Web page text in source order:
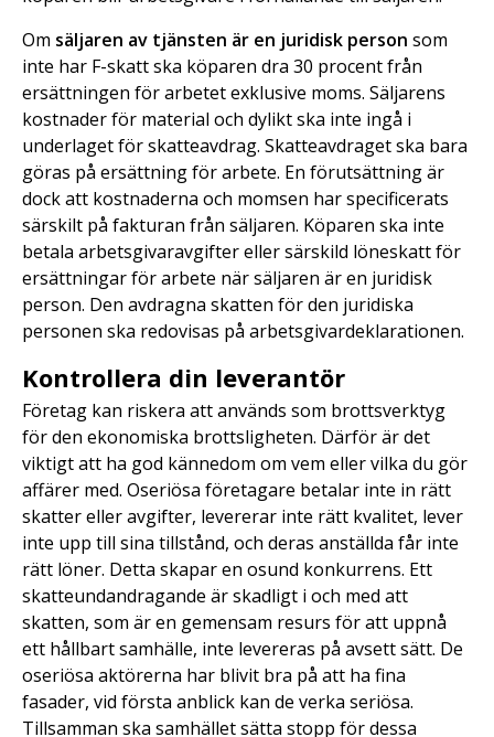
Om säljaren av tjänsten är en juridisk person som
inte har F-skatt ska köparen dra 30 procent från
ersättningen för arbetet exklusive moms. Säljarens
kostnader för material och dylikt ska inte ingå i
underlaget för skatteavdrag. Skatteavdraget ska bara
göras på ersättning för arbete. En förutsättning är
dock att kostnaderna och momsen har specificerats
särskilt på fakturan från säljaren. Köparen ska inte
betala arbetsgivaravgifter eller särskild löneskatt för
ersättningar för arbete när säljaren är en juridisk
person. Den avdragna skatten för den juridiska
personen ska redovisas på arbetsgivardeklarationen.
Kontrollera din leverantör
Företag kan riskera att används som brottsverktyg
för den ekonomiska brottsligheten. Därför är det
viktigt att ha god kännedom om vem eller vilka du gör
affärer med. Oseriösa företagare betalar inte in rätt
skatter eller avgifter, levererar inte rätt kvalitet, lever
inte upp till sina tillstånd, och deras anställda får inte
rätt löner. Detta skapar en osund konkurrens. Ett
skatteundandragande är skadligt i och med att
skatten, som är en gemensam resurs för att uppnå
ett hållbart samhälle, inte levereras på avsett sätt. De
oseriösa aktörerna har blivit bra på att ha fina
fasader, vid första anblick kan de verka seriösa.
Tillsamman ska samhället sätta stopp för dessa